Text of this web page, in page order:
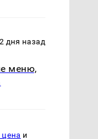
2 дня назад
меню,
цена и